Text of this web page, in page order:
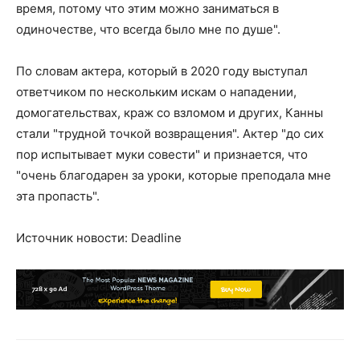
время, потому что этим можно заниматься в
одиночестве, что всегда было мне по душе".
По словам актера, который в 2020 году выступал
ответчиком по нескольким искам о нападении,
домогательствах, краж со взломом и других, Канны
стали "трудной точкой возвращения". Актер "до сих
пор испытывает муки совести" и признается, что
"очень благодарен за уроки, которые преподала мне
эта пропасть".
Источник новости: Deadline